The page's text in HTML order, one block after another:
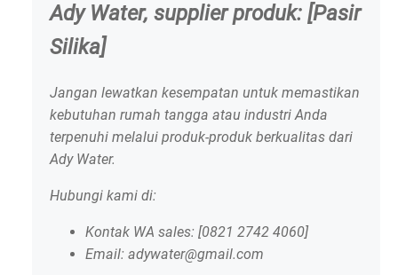
Ady Water, supplier produk: [Pasir
Silika]
Jangan lewatkan kesempatan untuk memastikan
kebutuhan rumah tangga atau industri Anda
terpenuhi melalui produk-produk berkualitas dari
Ady Water.
Hubungi kami di:
Kontak WA sales: [0821 2742 4060]
Email: adywater@gmail.com